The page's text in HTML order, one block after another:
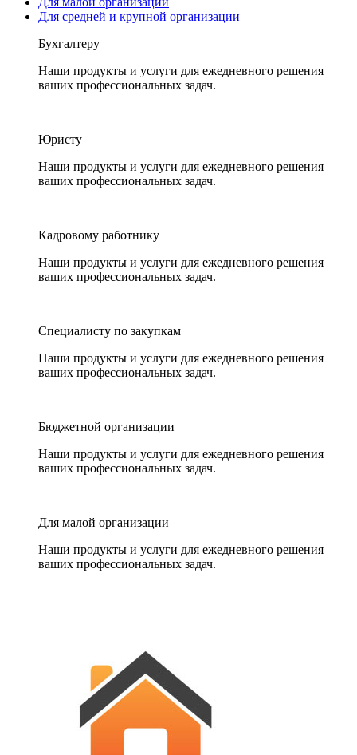
Для средней и крупной организации
Бухгалтеру
Наши продукты и услуги для ежедневного решения
ваших профессиональных задач.
Юристу
Наши продукты и услуги для ежедневного решения
ваших профессиональных задач.
Кадровому работнику
Наши продукты и услуги для ежедневного решения
ваших профессиональных задач.
Специалисту по закупкам
Наши продукты и услуги для ежедневного решения
ваших профессиональных задач.
Бюджетной организации
Наши продукты и услуги для ежедневного решения
ваших профессиональных задач.
Для малой организации
Наши продукты и услуги для ежедневного решения
ваших профессиональных задач.